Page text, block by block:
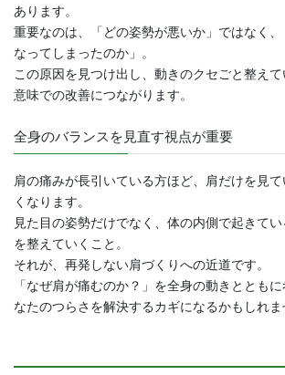
あります。
重要なのは、「どの姿勢が悪いか」ではなく
なってしまったのか」。
この原因を見つけ出し、動きのクセごと整え
意味での改善につながります。
全身のバランスを見直す視点が重要
肩の痛みが長引いている方ほど、肩だけを見
くなります。
見た目の姿勢だけでなく、体の内側で起きて
を整えていくこと。
それが、再発しない肩づくりへの近道です。
「なぜ肩が痛むのか？」を全身の動きととも
なたのつらさを解決するカギになるかもしれま